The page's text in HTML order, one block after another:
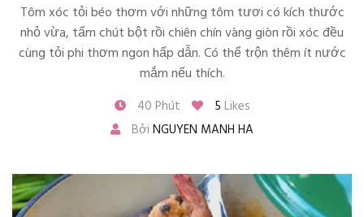
Tôm xóc tỏi béo thơm với những tôm tươi có kích thước
nhỏ vừa, tẩm chút bột rồi chiên chín vàng giòn rồi xóc đều
cùng tỏi phi thơm ngon hấp dẫn. Có thể trộn thêm ít nước
mắm nếu thích.
40 Phút 5 Likes
Bởi NGUYEN MANH HA